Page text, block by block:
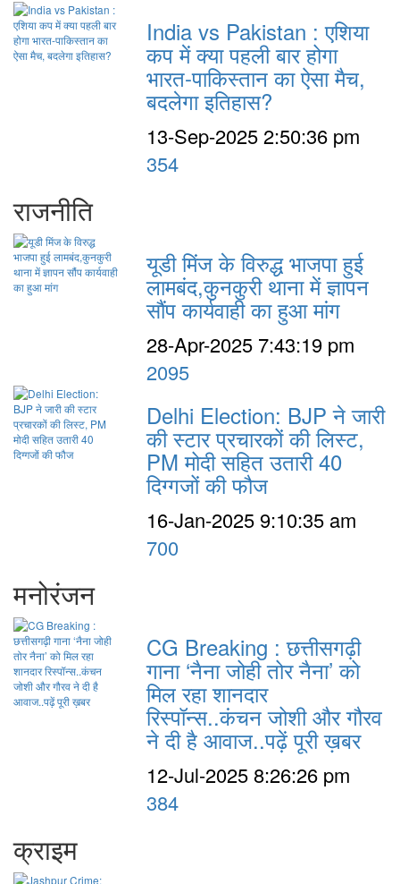
India vs Pakistan : एशिया
कप में क्या पहली बार होगा
भारत-पाकिस्तान का ऐसा मैच,
बदलेगा इतिहास?
13-Sep-2025 2:50:36 pm
354
राजनीति
यूडी मिंज के विरुद्ध भाजपा हुई
लामबंद,कुनकुरी थाना में ज्ञापन
सौंप कार्यवाही का हुआ मांग
28-Apr-2025 7:43:19 pm
2095
Delhi Election: BJP ने जारी
की स्टार प्रचारकों की लिस्ट,
PM मोदी सहित उतारी 40
दिग्गजों की फौज
16-Jan-2025 9:10:35 am
700
मनोरंजन
CG Breaking : छत्तीसगढ़ी
गाना ‘नैना जोही तोर नैना’ को
मिल रहा शानदार
रिस्पॉन्स..कंचन जोशी और गौरव
ने दी है आवाज..पढ़ें पूरी ख़बर
12-Jul-2025 8:26:26 pm
384
क्राइम